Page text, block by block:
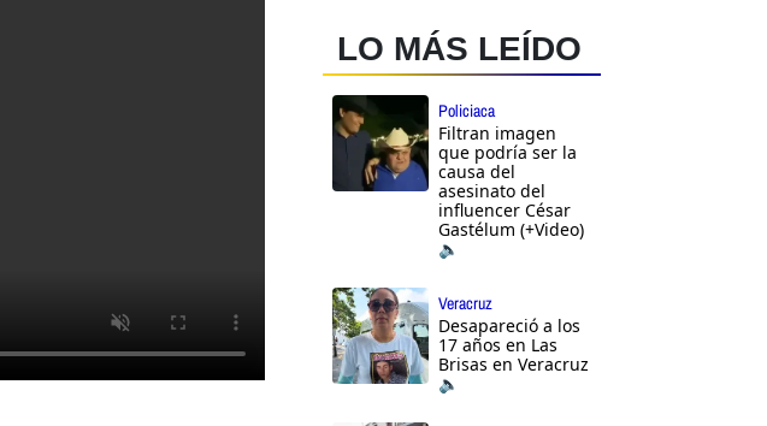
LO MÁS LEÍDO
Policiaca
Filtran imagen
que podría ser la
causa del
asesinato del
influencer César
Gastélum (+Video)
🔈
Veracruz
Desapareció a los
17 años en Las
Brisas en Veracruz
🔈